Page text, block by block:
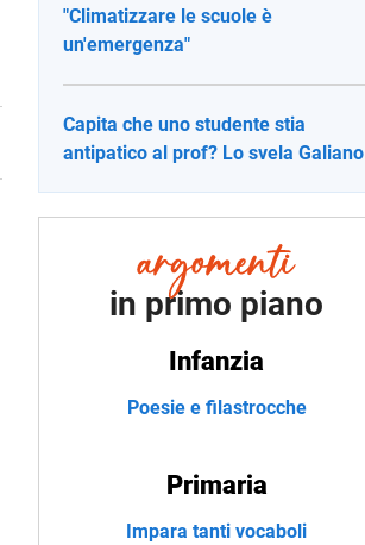
"Climatizzare le scuole è
un'emergenza"
Capita che uno studente stia
antipatico al prof? Lo svela Galiano
in primo piano
Infanzia
Poesie e filastrocche
Primaria
Impara tanti vocaboli